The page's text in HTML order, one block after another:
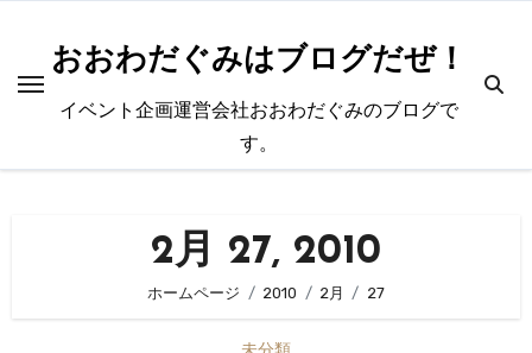
おおわだぐみはブログだぜ！
イベント企画運営会社おおわだぐみのブログで
す。
2月 27, 2010
ホームページ 2010 2月 27